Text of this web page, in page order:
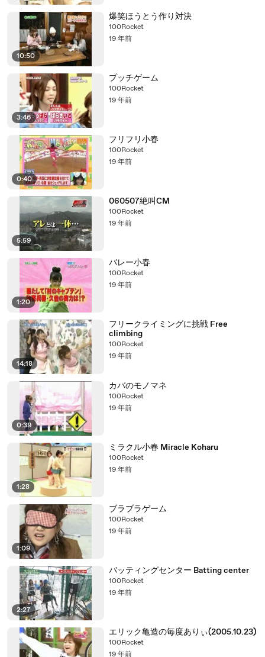
10:50
爆笑ほうとう作り対決
100Rocket
19 年前
3:46
プッチゲーム
100Rocket
19 年前
0:40
フリフリ小春
100Rocket
19 年前
5:59
060507絶叫CM
100Rocket
19 年前
1:20
バレー小春
100Rocket
19 年前
14:18
フリークライミングに挑戦 Free
climbing
100Rocket
19 年前
0:39
カバのモノマネ
100Rocket
19 年前
1:28
ミラクル小春 Miracle Koharu
100Rocket
19 年前
1:09
ブラブラゲーム
100Rocket
19 年前
2:27
バッティングセンター Batting center
100Rocket
19 年前
エリック亀造の毎度ありぃ(2005.10.23)
100Rocket
19 年前